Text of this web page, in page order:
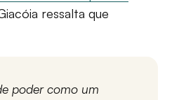
ressalta que
poder como um